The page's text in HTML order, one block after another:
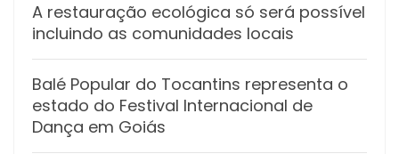
A restauração ecológica só será possível
incluindo as comunidades locais
Balé Popular do Tocantins representa o
estado do Festival Internacional de
Dança em Goiás